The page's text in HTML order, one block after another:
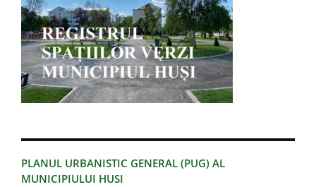
PLANUL URBANISTIC GENERAL (PUG) AL
MUNICIPIULUI HUSI